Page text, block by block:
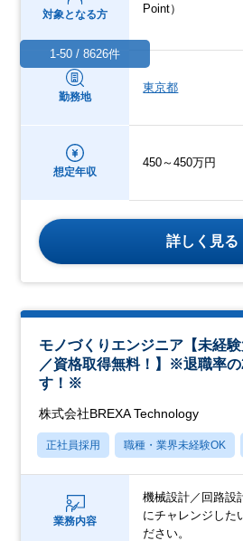
対象となる方
Point）
勤務地
東京都
想定年収
450～450万円
詳しく見る
モノづくりエンジニア【未経
／資格取得無料！】※退職率
す！※
株式会社BREXA Technology
正社員採用 職種・業界未経験OK
業務内容
機械設計／回路設
にチャレンジした
ださい。
1-50 / 8626件